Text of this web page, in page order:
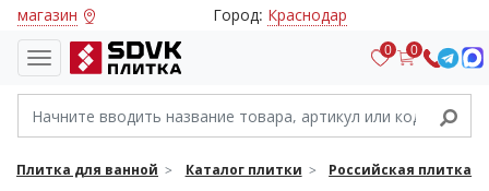
магазин Город: Краснодар
0 0
Плитка для ванной Каталог плитки Российская плитка